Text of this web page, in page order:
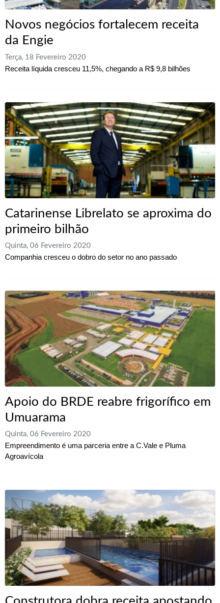
Novos negócios fortalecem receita
da Engie
Terça, 18 Fevereiro 2020
Receita líquida cresceu 11,5%, chegando a R$ 9,8 bilhões
Catarinense Librelato se aproxima do
primeiro bilhão
Quinta, 06 Fevereiro 2020
Companhia cresceu o dobro do setor no ano passado
Apoio do BRDE reabre frigorífico em
Umuarama
Quinta, 06 Fevereiro 2020
Empreendimento é uma parceria entre a C.Vale e Pluma
Agroavícola